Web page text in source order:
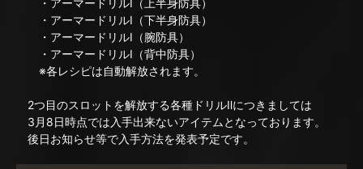
・アーマードリルⅠ（上半身防具）
・アーマードリルⅠ（下半身防具）
・アーマードリルⅠ（腕防具）
・アーマードリルⅠ（背中防具）
※各レシピは自動解放されます。
2つ目のスロットを解放する各種ドリルⅡにつきましては
3月8日時点では入手出来ないアイテムとなっております。
後日お知らせ等で入手方法を発表予定です。